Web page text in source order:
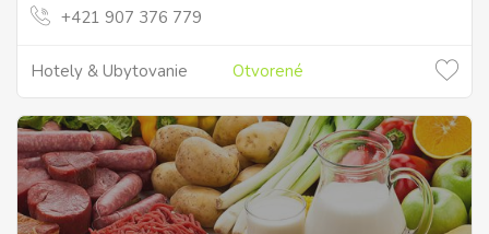
+421 907 376 779
Hotely & Ubytovanie Otvorené